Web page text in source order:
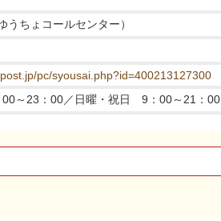
うちょコールセンター）
pc/syousai.php?id=400213127300
～23：00／日曜・祝日 9：00～21：00